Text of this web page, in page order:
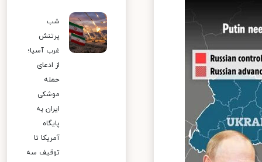
شب
پرتنش
غرب آسیا؛
از ادعای
حمله
موشکی
ایران به
پایگاه
آمریکا تا
توقیف سه